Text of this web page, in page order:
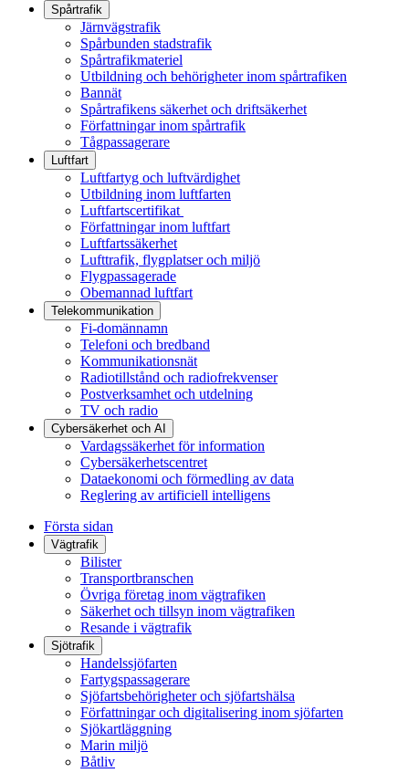
Spårtrafik
Järnvägstrafik
Spårbunden stadstrafik
Spårtrafikmateriel
Utbildning och behörigheter inom spårtrafiken
Bannät
Spårtrafikens säkerhet och driftsäkerhet
Författningar inom spårtrafik
Tågpassagerare
Luftfart
Luftfartyg och luftvärdighet
Utbildning inom luftfarten
Luftfartscertifikat
Författningar inom luftfart
Luftfartssäkerhet
Lufttrafik, flygplatser och miljö
Flygpassagerade
Obemannad luftfart
Telekommunikation
Fi-domännamn
Telefoni och bredband
Kommunikationsnät
Radiotillstånd och radiofrekvenser
Postverksamhet och utdelning
TV och radio
Cybersäkerhet och AI
Vardagssäkerhet för information
Cybersäkerhetscentret
Dataekonomi och förmedling av data
Reglering av artificiell intelligens
Första sidan
Vägtrafik
Bilister
Transportbranschen
Övriga företag inom vägtrafiken
Säkerhet och tillsyn inom vägtrafiken
Resande i vägtrafik
Sjötrafik
Handelssjöfarten
Fartygspassagerare
Sjöfartsbehörigheter och sjöfartshälsa
Författningar och digitalisering inom sjöfarten
Sjökartläggning
Marin miljö
Båtliv